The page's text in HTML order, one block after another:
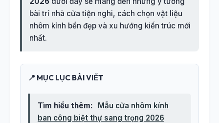
bài trí nhà cửa tiện nghi, cách chọn vật liệu
nhôm kính bền đẹp và xu hướng kiến trúc mới
nhất.
📍 MỤC LỤC BÀI VIẾT
Tìm hiểu thêm:
Mẫu cửa nhôm kính
ban công biệt thự sang trọng 2026